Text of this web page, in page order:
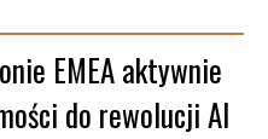
EMEA aktywnie
do rewolucji AI